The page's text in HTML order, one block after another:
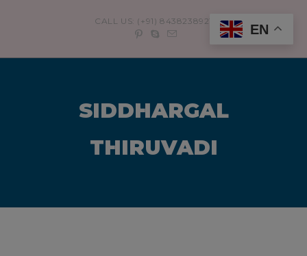
CALL US: (+91) 8438238921
SIDDHARGAL
THIRUVADI
EN